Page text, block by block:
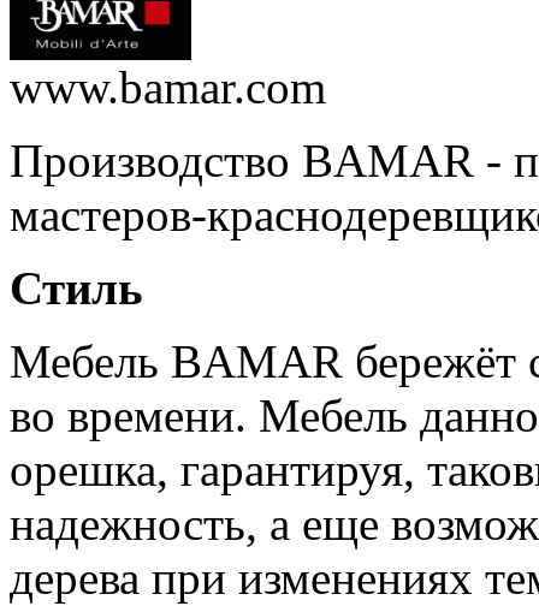
www.bamar.com
Производство BAMAR -
мастеров-
Стиль
Мебель BAMAR бережёт
во времени. Мебель
орешка, гарантируя,
надежность, а еще
дерева при изменениях